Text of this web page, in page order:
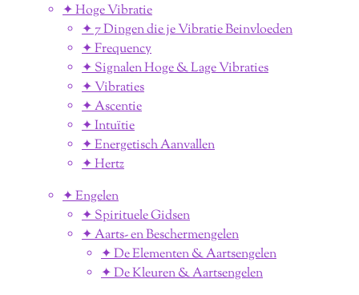
✦ Hoge Vibratie
✦ 7 Dingen die je Vibratie Beinvloeden
✦ Frequency
✦ Signalen Hoge & Lage Vibraties
✦ Vibraties
✦ Ascentie
✦ Intuïtie
✦ Energetisch Aanvallen
✦ Hertz
✦ Engelen
✦ Spirituele Gidsen
✦ Aarts- en Beschermengelen
✦ De Elementen & Aartsengelen
✦ De Kleuren & Aartsengelen